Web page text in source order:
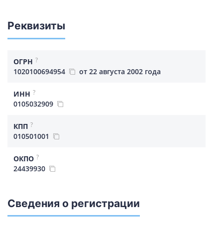
Реквизиты
ОГРН ?
1020100694954 от 22 августа 2002 года
ИНН ?
0105032909
КПП ?
010501001
ОКПО ?
24439930
Сведения о регистрации